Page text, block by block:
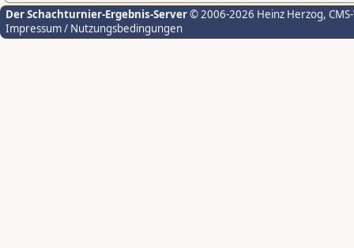
Der Schachturnier-Ergebnis-Server© 2006-2026 Heinz Herzog,
Impressum / Nutzungsbedingungen